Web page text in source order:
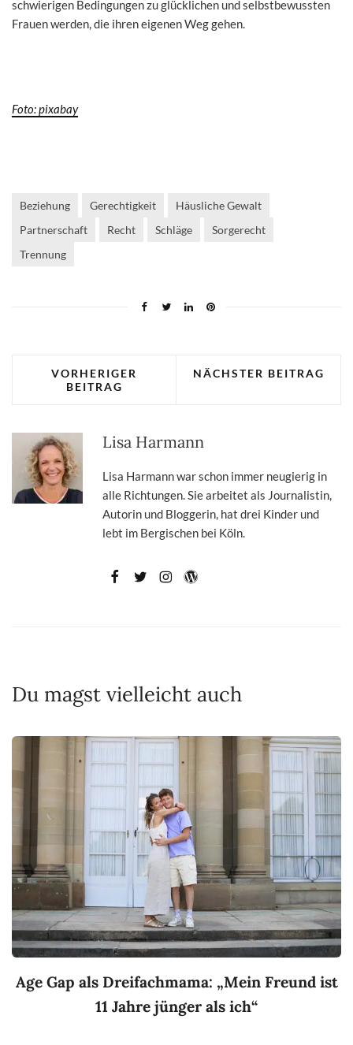
schwierigen Bedingungen zu glücklichen und selbstbewussten
Frauen werden, die ihren eigenen Weg gehen.
Foto: pixabay
Beziehung Gerechtigkeit
Häusliche Gewalt
Partnerschaft
Recht Schläge
Sorgerecht
Trennung
VORHERIGER
BEITRAG
NÄCHSTER BEITRAG
Lisa Harmann
Lisa Harmann war schon immer neugierig in
alle Richtungen. Sie arbeitet als Journalistin,
Autorin und Bloggerin, hat drei Kinder und
lebt im Bergischen bei Köln.
Du magst vielleicht auch
Age Gap als Dreifachmama: „Mein Freund ist
11 Jahre jünger als ich“